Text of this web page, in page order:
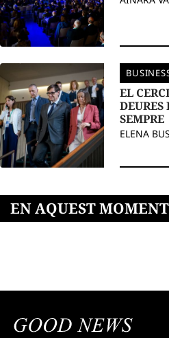
EL
SEMPRE
ELENA
EN AQUEST MOMENT